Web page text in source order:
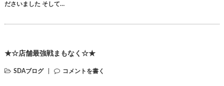
ださいました そして…
★☆店舗最強戦まもなく☆★
SDAブログ コメントを書く